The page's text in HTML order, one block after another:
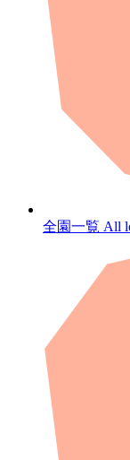
全園一覧 All